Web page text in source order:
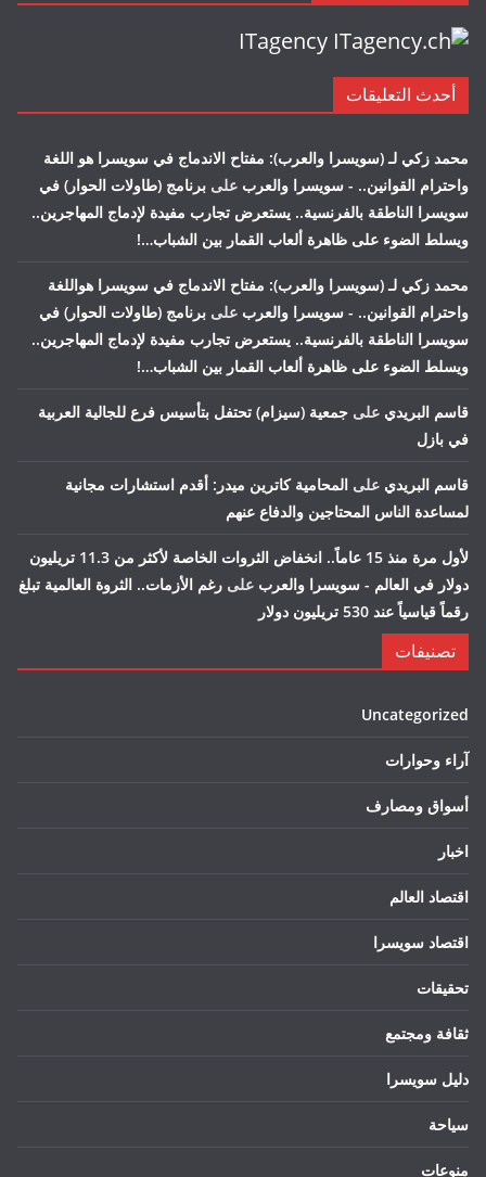
ITagency
أحدث التعليقات
محمد زكي لـ (سويسرا والعرب): مفتاح الاندماج في سويسرا هو اللغة
واحترام القوانين.. - سويسرا والعرب على برنامج (طاولات الحوار) في
سويسرا الناطقة بالفرنسية.. يستعرض تجارب مفيدة لإدماج المهاجرين..
ويسلط الضوء على ظاهرة ألعاب القمار بين الشباب…!
محمد زكي لـ (سويسرا والعرب): مفتاح الاندماج في سويسرا هواللغة
واحترام القوانين.. - سويسرا والعرب على برنامج (طاولات الحوار) في
سويسرا الناطقة بالفرنسية.. يستعرض تجارب مفيدة لإدماج المهاجرين..
ويسلط الضوء على ظاهرة ألعاب القمار بين الشباب…!
قاسم البريدي على جمعية (سيزام) تحتفل بتأسيس فرع للجالية العربية
في بازل
قاسم البريدي على المحامية كاترين ميدر: أقدم استشارات مجانية
لمساعدة الناس المحتاجين والدفاع عنهم
لأول مرة منذ 15 عاماً.. انخفاض الثروات الخاصة لأكثر من 11.3 تريليون
دولار في العالم - سويسرا والعرب على رغم الأزمات.. الثروة العالمية تبلغ
رقماً قياسياً عند 530 تريليون دولار
تصنيفات
Uncategorized
آراء وحوارات
أسواق ومصارف
اخبار
اقتصاد العالم
اقتصاد سويسرا
تحقيقات
ثقافة ومجتمع
دليل سويسرا
سياحة
منوعات